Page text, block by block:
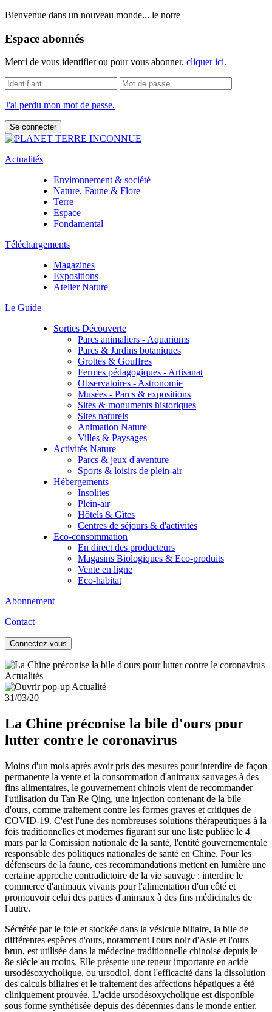
Bienvenue dans un nouveau monde... le notre
Espace abonnés
Merci de vous identifier ou pour vous abonner, cliquer ici.
J'ai perdu mon mot de passe.
Actualités
Environnement & société
Nature, Faune & Flore
Terre
Espace
Fondamental
Téléchargements
Magazines
Expositions
Atelier Nature
Le Guide
Sorties Découverte
Parcs animaliers - Aquariums
Parcs & Jardins botaniques
Grottes & Gouffres
Fermes pédagogiques - Artisanat
Observatoires - Astronomie
Musées - Parcs & expositions
Sites & monuments historiques
Sites naturels
Animation Nature
Villes & Paysages
Activités Nature
Parcs & jeux d'aventure
Sports & loisirs de plein-air
Hébergements
Insolites
Plein-air
Hôtels & Gîtes
Centres de séjours & d'activités
Eco-consommation
En direct des producteurs
Magasins Biologiques & Eco-produits
Vente en ligne
Eco-habitat
Abonnement
Contact
Connectez-vous
Actualités
31/03/20
La Chine préconise la bile d'ours pour
lutter contre le coronavirus
Moins d'un mois après avoir pris des mesures pour interdire de façon
permanente la vente et la consommation d'animaux sauvages à des
fins alimentaires, le gouvernement chinois vient de recommander
l'utilisation du Tan Re Qing, une injection contenant de la bile
d'ours, comme traitement contre les formes graves et critiques de
COVID-19. C'est l'une des nombreuses solutions thérapeutiques à la
fois traditionnelles et modernes figurant sur une liste publiée le 4
mars par la Comission nationale de la santé, l'entité gouvernementale
responsable des politiques nationales de santé en Chine. Pour les
défenseurs de la faune, ces recommandations mettent en lumière une
certaine approche contradictoire de la vie sauvage : interdire le
commerce d'animaux vivants pour l'alimentation d'un côté et
promouvoir celui des parties d'animaux à des fins médicinales de
l'autre.
Sécrétée par le foie et stockée dans la vésicule biliaire, la bile de
différentes espèces d'ours, notamment l'ours noir d'Asie et l'ours
brun, est utilisée dans la médecine traditionnelle chinoise depuis le
8e siècle au moins. Elle présente une teneur importante en acide
ursodésoxycholique, ou ursodiol, dont l'efficacité dans la dissolution
des calculs biliaires et le traitement des affections hépatiques a été
cliniquement prouvée. L'acide ursodésoxycholique est disponible
sous forme synthétisée depuis des décennies dans le monde entier.